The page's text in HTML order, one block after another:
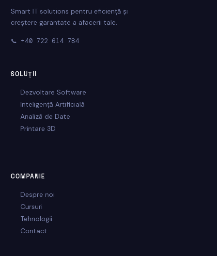
Smart IT solutions pentru eficiență și
creștere garantate a afacerii tale.
📞 +40 722 614 784
SOLUȚII
Dezvoltare Software
Inteligență Artificială
Analiză de Date
Printare 3D
COMPANIE
Despre noi
Cursuri
Tehnologii
Contact